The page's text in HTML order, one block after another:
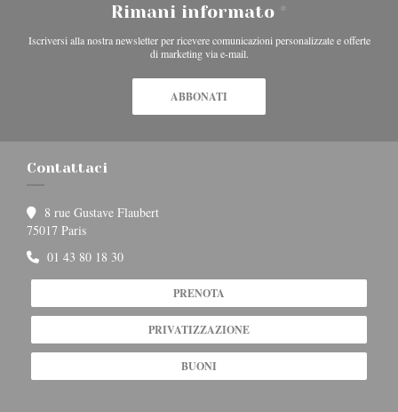
Rimani informato *
Iscriversi alla nostra newsletter per ricevere comunicazioni personalizzate e offerte
di marketing via e-mail.
ABBONATI
Contattaci
8 rue Gustave Flaubert
75017 Paris((apre una nuova finestra))
01 43 80 18 30
PRENOTA
PRIVATIZZAZIONE
BUONI